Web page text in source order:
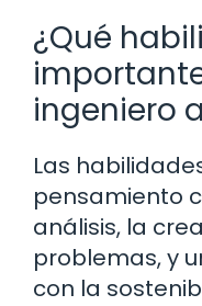
¿Qué
ingeniero
Las
pensamiento
análisis, la
problemas, y
con la